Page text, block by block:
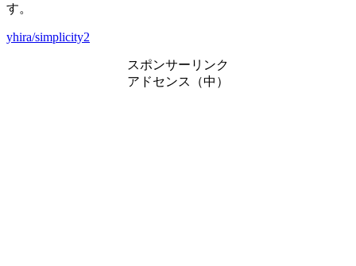
す。
yhira/simplicity2
スポンサーリンク
アドセンス（中）